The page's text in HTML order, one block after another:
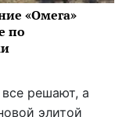
«Омега»
по
решают, а
элитой